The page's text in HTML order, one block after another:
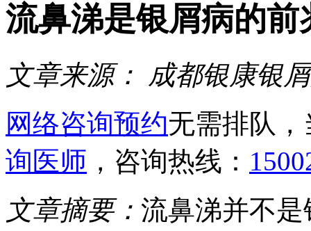
流鼻涕是银屑病的前
文章来源：
成都银康银
网络咨询预约无需排队
询医师 ，咨询热线：
文章摘要： 流鼻涕并不